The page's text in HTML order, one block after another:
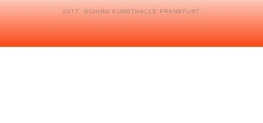
2017, SCHIRN KUNSTHALLE FRANKFURT